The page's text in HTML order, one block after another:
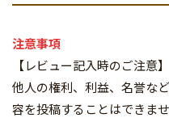
注意事項
【レビュー記入時のご注意】
他人の権利、利益、名誉な
容を投稿することはできま